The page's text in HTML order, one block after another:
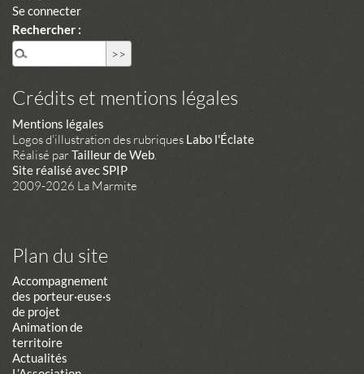
Se connecter
Rechercher :
Crédits et mentions légales
Mentions légales
Logos d'illustration des rubriques Labo l'Éclate
Réalisé parTailleur de Web
Site réalisé avec SPIP
2009-2026 La Marmite
Plan du site
Accompagnement
des porteur·euse·s
de projet
Animation de
territoire
Actualités